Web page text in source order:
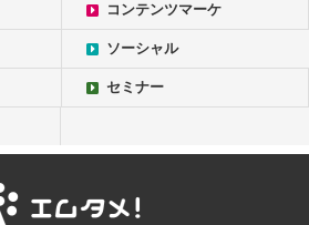
コンテンツマーケ
ソーシャル
セミナー